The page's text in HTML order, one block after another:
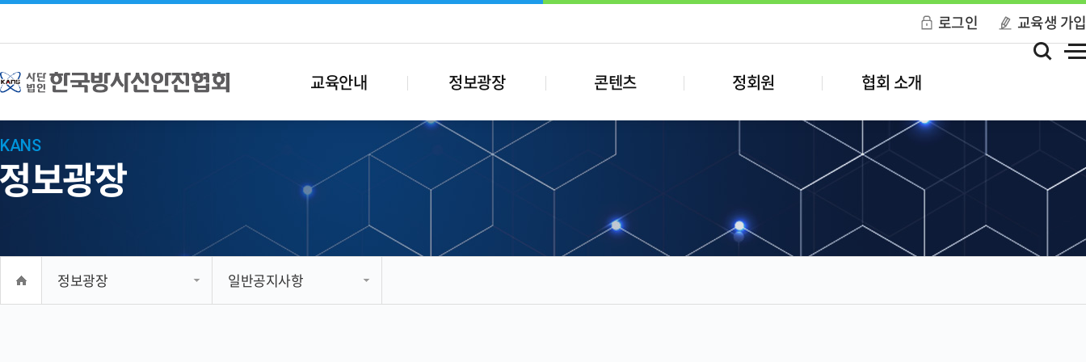
로그인 교육생 가입
교육안내 정보광장 콘텐츠 정회원 협회 소개
KANS
보광장
정보광장 일반공지사항